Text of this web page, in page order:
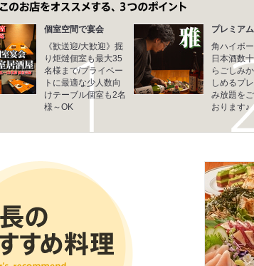
個室空間で宴会
《歓送迎/大歓迎》掘
り炬燵個室も最大35
名様まで/プライベー
トに最適な少人数向
けテーブル個室も2名
様～OK
プレミア
角ハイボ
日本酒数
らごしみ
しめるプ
み放題を
おります♪